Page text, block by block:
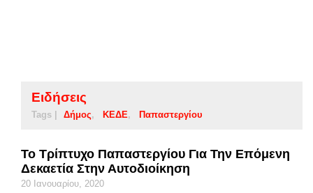
Ειδήσεις
Tags | Δήμος ΚΕΔΕ Παπαστεργίου
Το Τρίπτυχο Παπαστεργίου Για Την Επόμενη
Δεκαετία Στην Αυτοδιοίκηση
20 Ιανουαρίου, 2020